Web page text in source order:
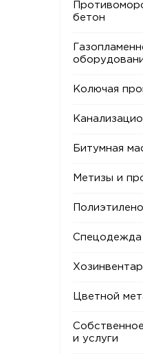
бетон
Колючая
Битумная
Метизы и
Спецодежда
Цветной
и услуги